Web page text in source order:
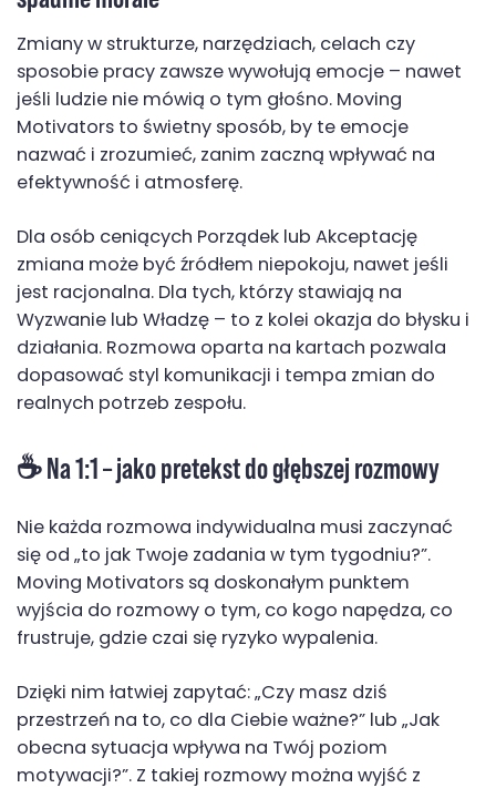
Zmiany w strukturze, narzędziach, celach czy
sposobie pracy zawsze wywołują emocje – nawet
jeśli ludzie nie mówią o tym głośno. Moving
Motivators to świetny sposób, by te emocje
nazwać i zrozumieć, zanim zaczną wpływać na
efektywność i atmosferę.
Dla osób ceniących Porządek lub Akceptację
zmiana może być źródłem niepokoju, nawet jeśli
jest racjonalna. Dla tych, którzy stawiają na
Wyzwanie lub Władzę – to z kolei okazja do błysku i
działania. Rozmowa oparta na kartach pozwala
dopasować styl komunikacji i tempa zmian do
realnych potrzeb zespołu.
☕ Na 1:1 – jako pretekst do głębszej rozmowy
Nie każda rozmowa indywidualna musi zaczynać
się od „to jak Twoje zadania w tym tygodniu?”.
Moving Motivators są doskonałym punktem
wyjścia do rozmowy o tym, co kogo napędza, co
frustruje, gdzie czai się ryzyko wypalenia.
Dzięki nim łatwiej zapytać: „Czy masz dziś
przestrzeń na to, co dla Ciebie ważne?” lub „Jak
obecna sytuacja wpływa na Twój poziom
motywacji?”. Z takiej rozmowy można wyjść z